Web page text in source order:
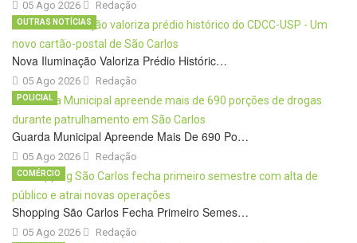
05 Ago 2026 Redação
Nova Iluminação Valoriza Prédio Históric…
05 Ago 2026
OUTRAS NOTÍCIAS
Redação
Guarda Municipal Apreende Mais De 690 Po…
05 Ago 2026
POLICIAL
Redação
Shopping São Carlos Fecha Primeiro Semes…
05 Ago 2026
COMÉRCIO
Redação